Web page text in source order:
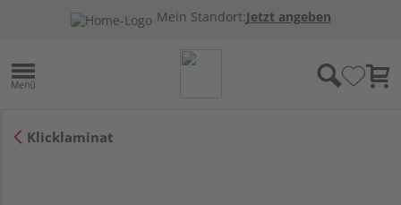
Mein Standort:Jetzt angeben
Klicklaminat